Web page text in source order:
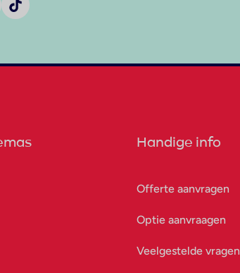
Handige info
Offerte aanvragen
Optie aanvraagen
Veelgestelde vragen